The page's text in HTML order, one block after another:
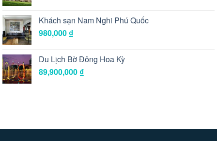
Khách sạn Nam Nghi Phú Quốc
980,000 ₫
Du Lịch Bờ Đông Hoa Kỳ
89,900,000 ₫